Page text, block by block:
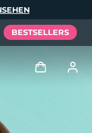
BESTSELLERS